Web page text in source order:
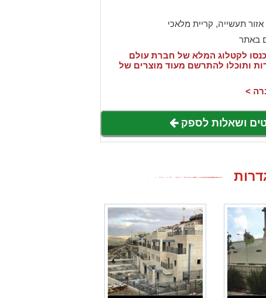
תעשייה, קריית מלאכי
באתר
לקטלוג המלא של חברת עולם
ותוכלו להתרשם מעוד מוצרים של
>
ושאלות לספק